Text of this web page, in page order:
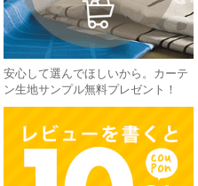
安心して選んでほしいから。カーテ
ン生地サンプル無料プレゼント！